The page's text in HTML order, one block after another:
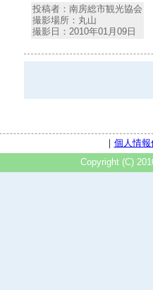
投稿者：南房総市観光協会
撮影場所：丸山
撮影日：2010年01月09日
｜ 個人情
Copyright (C)